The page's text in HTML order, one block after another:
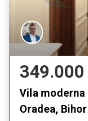
349.000
Vila moderna
Oradea, Bihor